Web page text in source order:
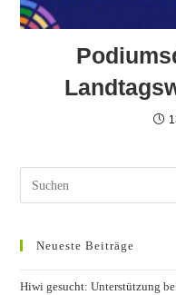
Neueste Beiträge
Hiwi gesucht: Unterstützung